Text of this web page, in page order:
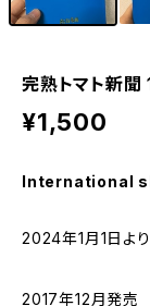
完熟トマト新聞
¥1,500
International
2024年1月1日より
2017年12月発売